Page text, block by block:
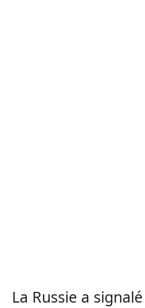
La Russie a